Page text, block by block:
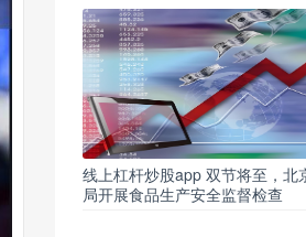
线上杠杆炒股app 双节将至，北
局开展食品生产安全监督检查